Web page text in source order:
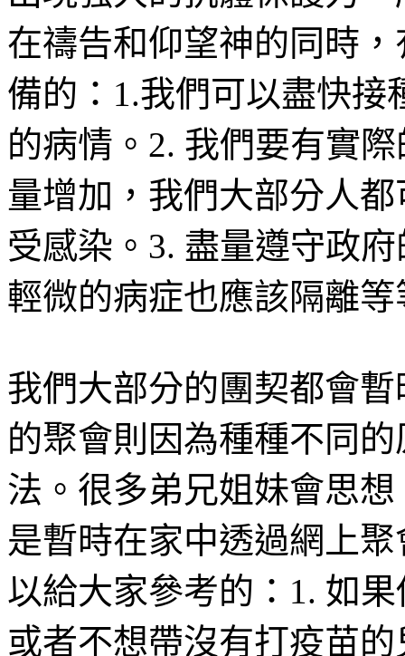
在禱告和仰望神的同時
備的： 1.我們可以盡快接
的病情。 2. 我們要有實
量增加，我們大部分人
受感染。 3. 盡量遵守政
輕微的病症也應該隔離等
我們大部分的團契都會
的聚會則因為種種不同
法。很多弟兄姐妹會思
是暫時在家中透過網上
以給大家參考的： 1. 如
或者不想帶沒有打疫苗